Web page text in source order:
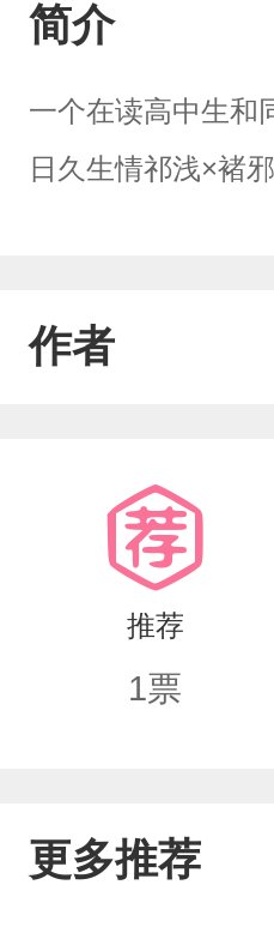
简介
一个在读高中生和
日久生情祁浅×褚邪
作者
推荐
1票
更多推荐